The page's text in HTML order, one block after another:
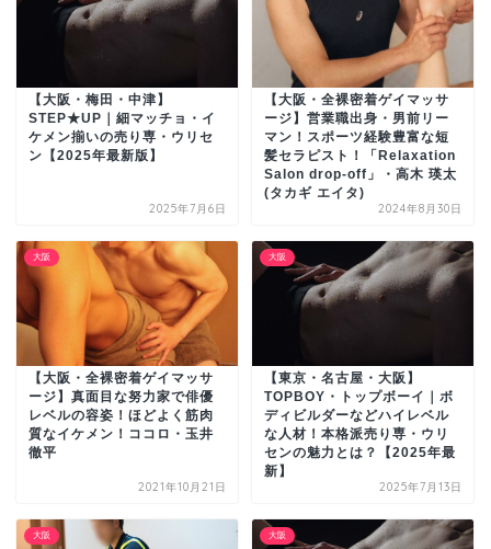
【大阪・梅田・中津】
STEP★UP｜細マッチョ・イ
ケメン揃いの売り専・ウリセ
ン【2025年最新版】
2025年7月6日
【大阪・全裸密着ゲイマッサ
ージ】営業職出身・男前リー
マン！スポーツ経験豊富な短
髪セラピスト！「Relaxation
Salon drop-off」・高木 瑛太
(タカギ エイタ)
2024年8月30日
大阪
【大阪・全裸密着ゲイマッサ
ージ】真面目な努力家で俳優
レベルの容姿！ほどよく筋肉
質なイケメン！ココロ・玉井
徹平
2021年10月21日
大阪
【東京・名古屋・大阪】
TOPBOY・トップボーイ｜ボ
ディビルダーなどハイレベル
な人材！本格派売り専・ウリ
センの魅力とは？【2025年最
新】
2025年7月13日
大阪 大阪